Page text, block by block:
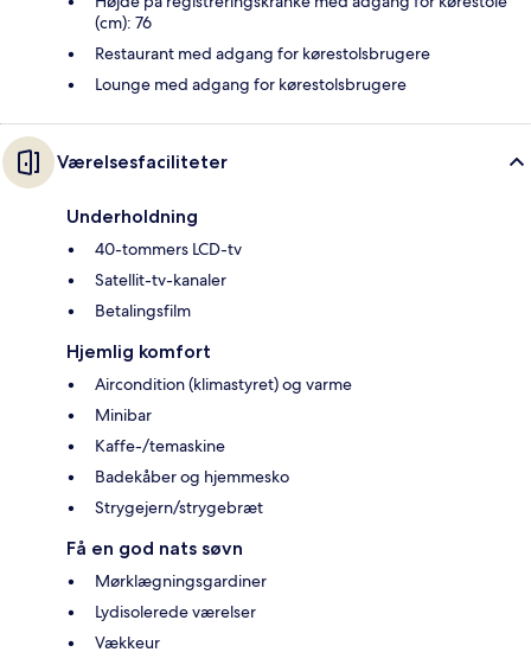
(cm): 76
Restaurant med adgang for kørestolsbrugere
Lounge med adgang for kørestolsbrugere
Værelsesfaciliteter
Underholdning
40-tommers LCD-tv
Satellit-tv-kanaler
Betalingsfilm
Hjemlig komfort
Aircondition (klimastyret) og varme
Minibar
Kaffe-/temaskine
Badekåber og hjemmesko
Strygejern/strygebræt
Få en god nats søvn
Mørklægningsgardiner
Lydisolerede værelser
Vækkeur